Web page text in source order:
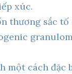
xúc.
thương sắc tố
một cách đặc